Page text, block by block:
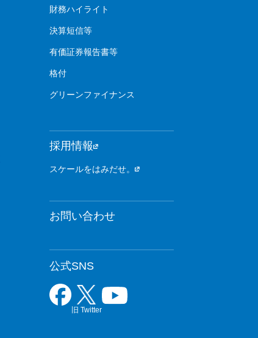
財務ハイライト
決算短信等
有価証券報告書等
格付
グリーンファイナンス
採用情報
スケールをはみだせ。
お問い合わせ
公式SNS
旧 Twitter